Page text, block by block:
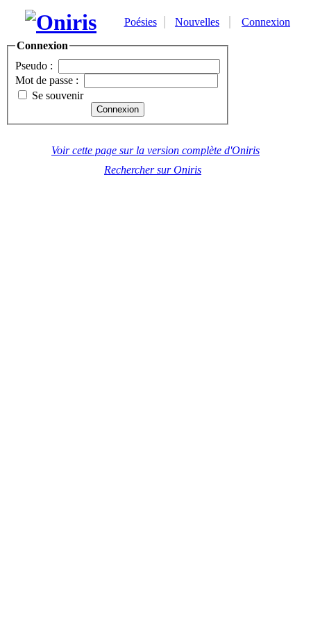
Poésies Nouvelles
Connexion
Connexion
Pseudo :
Mot de passe :
Se souvenir
Voir cette page sur la version complète d'Oniris
Rechercher sur Oniris